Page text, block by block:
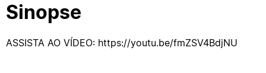
Sinopse
ASSISTA AO VÍDEO: https://youtu.be/fmZSV4BdjNU